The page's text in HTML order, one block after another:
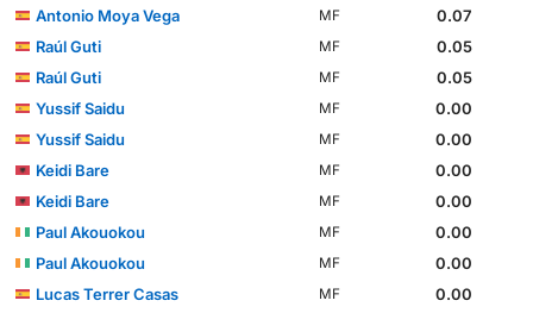
Antonio Moya Vega
MF
0.07
Raúl Guti
MF
0.05
Raúl Guti
MF
0.05
Yussif Saidu
MF
0.00
Yussif Saidu
MF
0.00
Keidi Bare
MF
0.00
Keidi Bare
MF
0.00
Paul Akouokou
MF
0.00
Paul Akouokou
MF
0.00
Lucas Terrer Casas
MF
0.00